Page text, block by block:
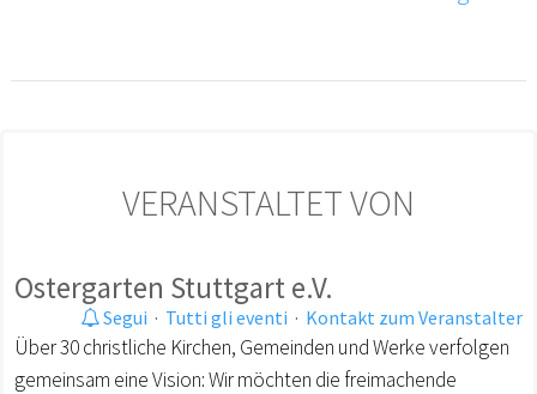
VERANSTALTET VON
Ostergarten Stuttgart e.V.
Segui · Tutti gli eventi · Kontakt zum Veranstalter
Über 30 christliche Kirchen, Gemeinden und Werke verfolgen
gemeinsam eine Vision: Wir möchten die freimachende